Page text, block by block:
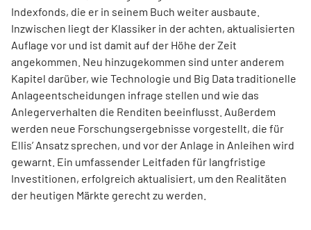
Indexfonds, die er in seinem Buch weiter ausbaute.
Inzwischen liegt der Klassiker in der achten, aktualisierten
Auflage vor und ist damit auf der Höhe der Zeit
angekommen. Neu hinzugekommen sind unter anderem
Kapitel darüber, wie Technologie und Big Data traditionelle
Anlageentscheidungen infrage stellen und wie das
Anlegerverhalten die Renditen beeinflusst. Außerdem
werden neue Forschungsergebnisse vorgestellt, die für
Ellis’ Ansatz sprechen, und vor der Anlage in Anleihen wird
gewarnt. Ein umfassender Leitfaden für langfristige
Investitionen, erfolgreich aktualisiert, um den Realitäten
der heutigen Märkte gerecht zu werden.